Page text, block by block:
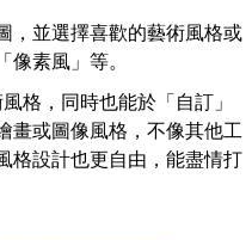
，並選擇喜歡的藝術風格或
素風」等。
格，同時也能於「自訂」
畫或圖像風格，不像其他工
格設計也更自由，能盡情打